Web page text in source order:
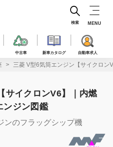
中古車 新車カタログ 自動車求人
検索 MENU
三菱 V型6気筒エンジン【サイクロ
サイクロンV6】｜内燃
ンジン図鑑
ンのフラッグシップ機